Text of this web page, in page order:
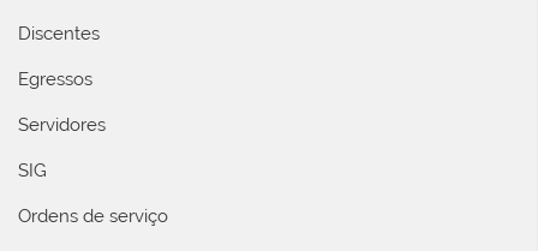
Discentes
Egressos
Servidores
SIG
Ordens de serviço